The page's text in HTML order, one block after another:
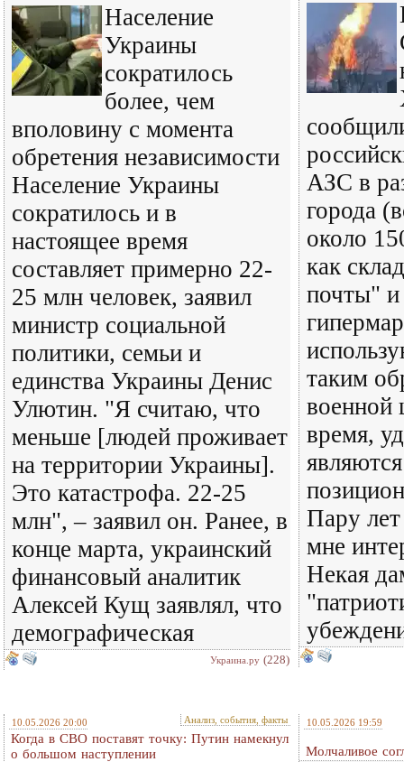
Население
Украины
сократилось
более, чем
вполовину с момента
обретения независимости
Население Украины
сократилось и в
настоящее время
составляет примерно 22-
25 млн человек, заявил
министр социальной
политики, семьи и
единства Украины Денис
Улютин. "Я считаю, что
меньше [людей проживает
на территории Украины].
Это катастрофа. 22-25
млн", – заявил он. Ранее, в
конце марта, украинский
финансовый аналитик
Алексей Кущ заявлял, что
демографическая
Украина.ру (228)
АЗС в
города
около
как
почты" и
таким
военной
время,
Пару лет
мне
Некая
10.05.2026 20:00 Анализ, события, факты
Когда в СВО поставят точку: Путин намекнул
о большом наступлении
10.05.2026 19:59
Молчаливое